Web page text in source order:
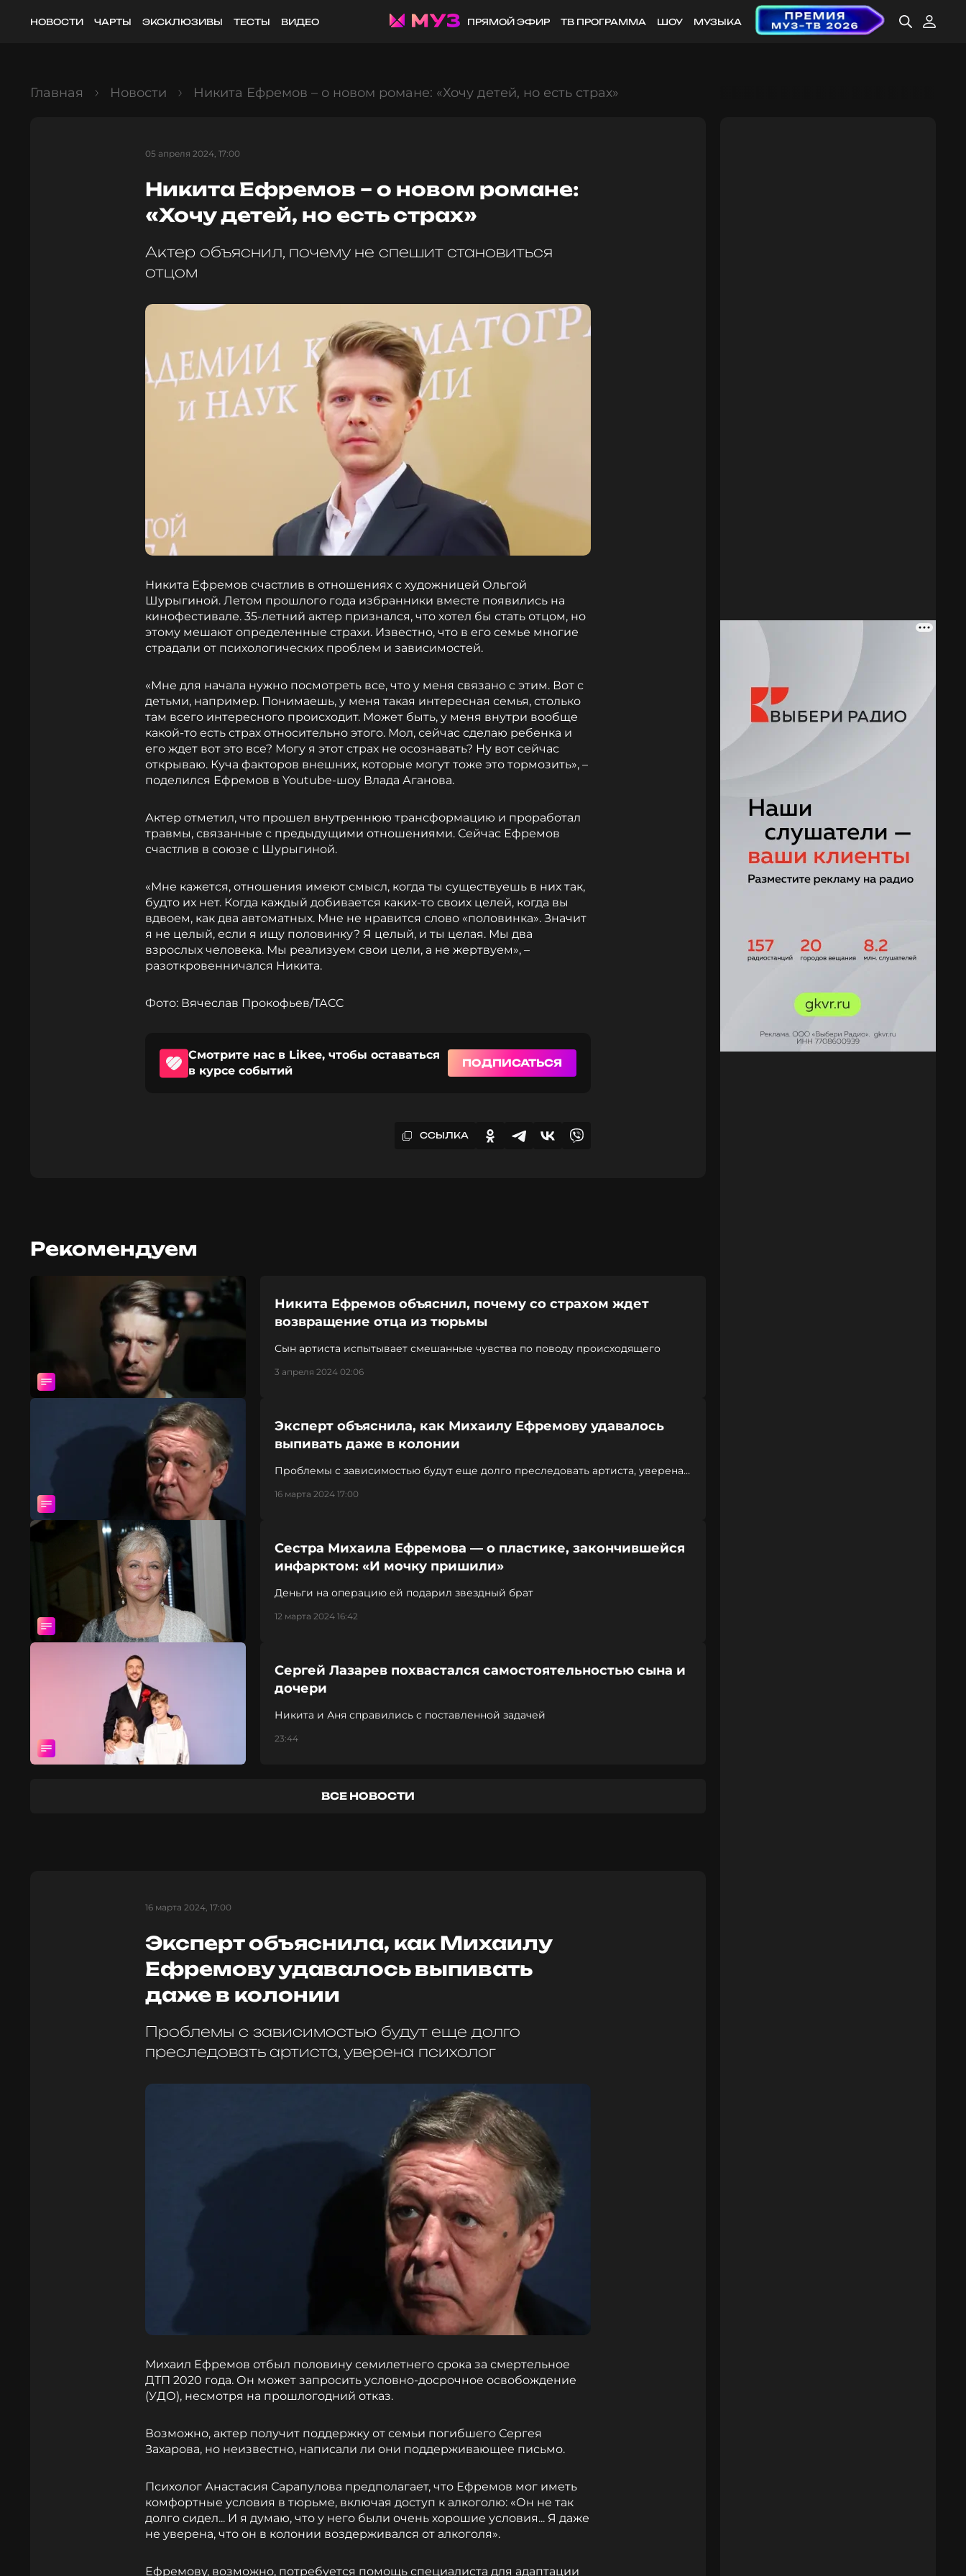
НОВОСТИ ЧАРТЫ ЭКСКЛЮЗИВЫ ТЕСТЫ ВИДЕО ПРЯМОЙ ЭФИР ТВ ПРОГРАММА ШОУ МУЗЫКА
Главная Новости Никита Ефремов – о новом романе: «Хочу детей, но есть страх»
05 апреля 2024, 17:00
Никита Ефремов – о новом романе:
«Хочу детей, но есть страх»
Актер объяснил, почему не спешит становиться
отцом
Никита Ефремов счастлив в отношениях с художницей Ольгой
Шурыгиной. Летом прошлого года избранники вместе появились на
кинофестивале. 35-летний актер признался, что хотел бы стать отцом, но
этому мешают определенные страхи. Известно, что в его семье многие
страдали от психологических проблем и зависимостей.
«Мне для начала нужно посмотреть все, что у меня связано с этим. Вот с
детьми, например. Понимаешь, у меня такая интересная семья, столько
там всего интересного происходит. Может быть, у меня внутри вообще
какой-то есть страх относительно этого. Мол, сейчас сделаю ребенка и
его ждет вот это все? Могу я этот страх не осознавать? Ну вот сейчас
открываю. Куча факторов внешних, которые могут тоже это тормозить», –
поделился Ефремов в Youtube-шоу Влада Аганова.
Актер отметил, что прошел внутреннюю трансформацию и проработал
травмы, связанные с предыдущими отношениями. Сейчас Ефремов
счастлив в союзе с Шурыгиной.
«Мне кажется, отношения имеют смысл, когда ты существуешь в них так,
будто их нет. Когда каждый добивается каких-то своих целей, когда вы
вдвоем, как два автоматных. Мне не нравится слово «половинка». Значит
я не целый, если я ищу половинку? Я целый, и ты целая. Мы два
взрослых человека. Мы реализуем свои цели, а не жертвуем», –
разоткровенничался Никита.
Фото: Вячеслав Прокофьев/ТАСС
Смотрите нас в Likee, чтобы оставаться
в курсе событий
ПОДПИСАТЬСЯ
ССЫЛКА
Рекомендуем
Никита Ефремов объяснил, почему со страхом ждет
возвращение отца из тюрьмы
Сын артиста испытывает смешанные чувства по поводу происходящего
3 апреля 2024 02:06
Эксперт объяснила, как Михаилу Ефремову удавалось
выпивать даже в колонии
Проблемы с зависимостью будут еще долго преследовать артиста, уверена
16 марта 2024 17:00
Сестра Михаила Ефремова — о пластике, закончившейся
инфарктом: «И мочку пришили»
Деньги на операцию ей подарил звездный брат
12 марта 2024 16:42
Сергей Лазарев похвастался самостоятельностью сына и
дочери
Никита и Аня справились с поставленной задачей
23:44
ВСЕ НОВОСТИ
16 марта 2024, 17:00
Эксперт объяснила, как Михаилу
Ефремову удавалось выпивать
даже в колонии
Проблемы с зависимостью будут еще долго
преследовать артиста, уверена психолог
Михаил Ефремов отбыл половину семилетнего срока за смертельное
ДТП 2020 года. Он может запросить условно-досрочное освобождение
(УДО), несмотря на прошлогодний отказ.
Возможно, актер получит поддержку от семьи погибшего Сергея
Захарова, но неизвестно, написали ли они поддерживающее письмо.
Психолог Анастасия Сарапулова предполагает, что Ефремов мог иметь
комфортные условия в тюрьме, включая доступ к алкоголю: «Он не так
долго сидел... И я думаю, что у него были очень хорошие условия... Я даже
не уверена, что он в колонии воздерживался от алкоголя».
Ефремову, возможно, потребуется помощь специалиста для адаптации